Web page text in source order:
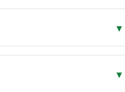
▾
▾